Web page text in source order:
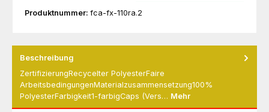
Produktnummer: fca-fx-110ra.2
Beschreibung
ZertifizierungRecycelter PolyesterFaire
ArbeitsbedingungenMaterialzusammensetzung100%
PolyesterFarbigkeit1-farbigCaps (Vers… Mehr